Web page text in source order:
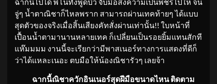
จู่ๆ น้ำตาณิชาก็ไหลพราก สามารถผ่านเทคท้ายๆ ได้แบบ
สุดตัวของจริงเมื่อสิ้นเสียงคัทสั่งผ่านเท่านั้น!! ใบหน้าที่
เปื้อนน้ำตามานานหลายเทค ก็เปลี่ยนเป็นรอยยิ้มแทนสักที
แห๊มมมม งานนี้จะเรียกว่ามีพาสเนอร์ทางการแสดงที่ดีก็
ว่าได้แหละเนอะ ตบมือให้น้องณิชารัวๆ เลยจ้า
ฉากนี้ณิชาควักอินเนอร์สุดฝีมือขนาดไหน ติดตาม